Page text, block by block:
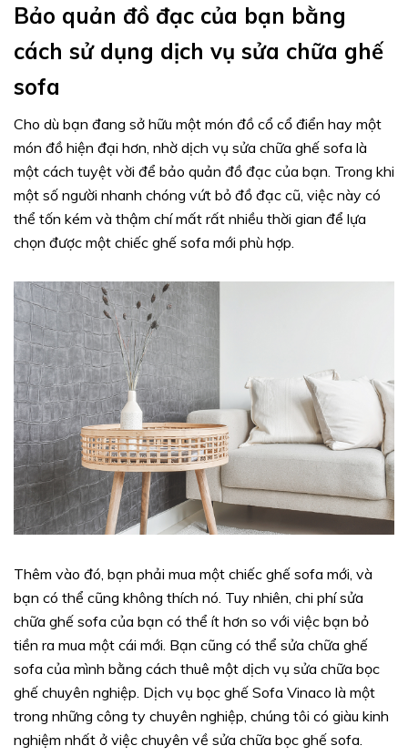
Bảo quản đồ đạc của bạn bằng
cách sử dụng dịch vụ sửa chữa ghế
sofa
Cho dù bạn đang sở hữu một món đồ cổ cổ điển hay một
món đồ hiện đại hơn, nhờ dịch vụ sửa chữa ghế sofa là
một cách tuyệt vời để bảo quản đồ đạc của bạn. Trong khi
một số người nhanh chóng vứt bỏ đồ đạc cũ, việc này có
thể tốn kém và thậm chí mất rất nhiều thời gian để lựa
chọn được một chiếc ghế sofa mới phù hợp.
Thêm vào đó, bạn phải mua một chiếc ghế sofa mới, và
bạn có thể cũng không thích nó. Tuy nhiên, chi phí sửa
chữa ghế sofa của bạn có thể ít hơn so với việc bạn bỏ
tiền ra mua một cái mới. Bạn cũng có thể sửa chữa ghế
sofa của mình bằng cách thuê một dịch vụ sửa chữa bọc
ghế chuyên nghiệp. Dịch vụ bọc ghế Sofa Vinaco là một
trong những công ty chuyên nghiệp, chúng tôi có giàu kinh
nghiệm nhất ở việc chuyên về sửa chữa bọc ghế sofa.